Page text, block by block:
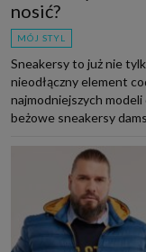
nosić?
MÓJ STYL
Sneakersy to już nie
nieodłączny element
najmodniejszych modeli
beżowe sneakersy